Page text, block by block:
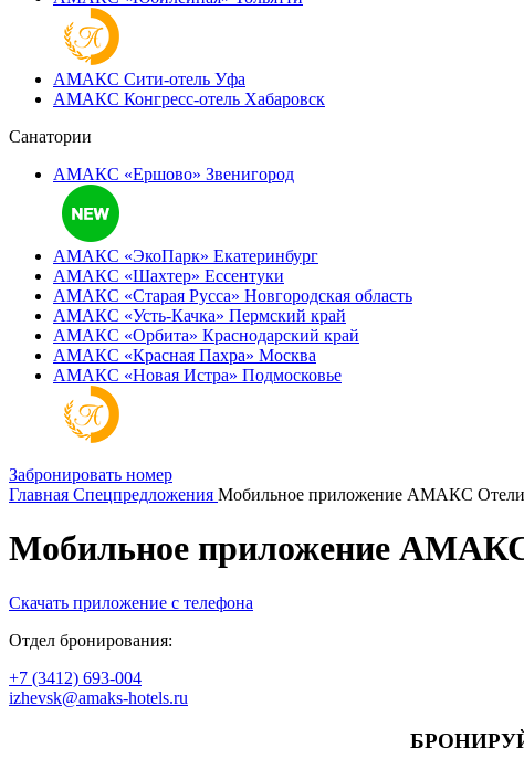
АМАКС Сити-отель Уфа
АМАКС Конгресс-отель Хабаровск
Санатории
АМАКС «Ершово» Звенигород
АМАКС «ЭкоПарк» Екатеринбург
АМАКС «‎Шахтер» Ессентуки
АМАКС «‎Старая Русса» Новгородская область
АМАКС «‎Усть-Качка» Пермский край
АМАКС «‎Орбита» Краснодарский край
АМАКС «‎Красная Пахра» Москва
АМАКС «‎Новая Истра» Подмосковье
Забронировать номер
Главная Спецпредложения Мобильное приложение АМАКС Отели
Мобильное приложение
Скачать приложение с телефона
Отдел бронирования:
+7 (3412) 693-004
izhevsk@amaks-hotels.ru